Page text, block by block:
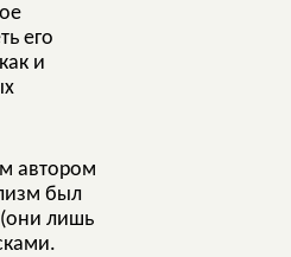
его
и
автором
был
лишь